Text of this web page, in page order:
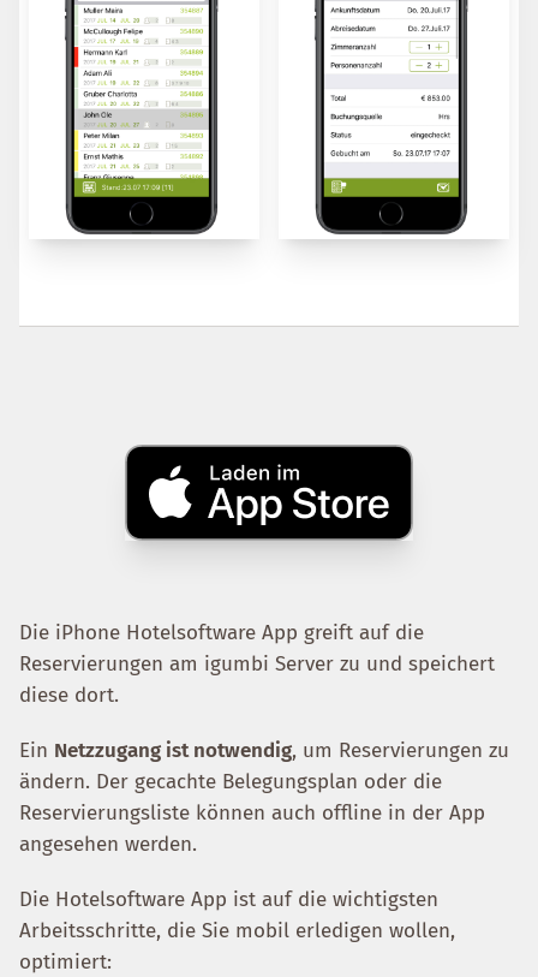
Die iPhone Hotelsoftware App greift auf die
Reservierungen am igumbi Server zu und speichert
diese dort.
Ein Netzzugang ist notwendig, um Reservierungen zu
ändern. Der gecachte Belegungsplan oder die
Reservierungsliste können auch offline in der App
angesehen werden.
Die Hotelsoftware App ist auf die wichtigsten
Arbeitsschritte, die Sie mobil erledigen wollen,
optimiert: